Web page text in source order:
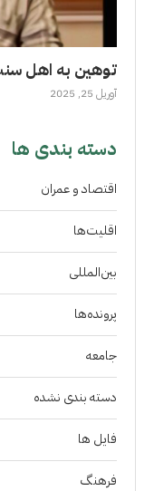
توهین به اهل
آوریل 25, 2025
دسته بندی ها
اقتصاد و عمران
اقلیت‌ها
بین‌المللی
پرونده‌ها
جامعه
دسته بندی نشده
فايل ها
فرهنگ